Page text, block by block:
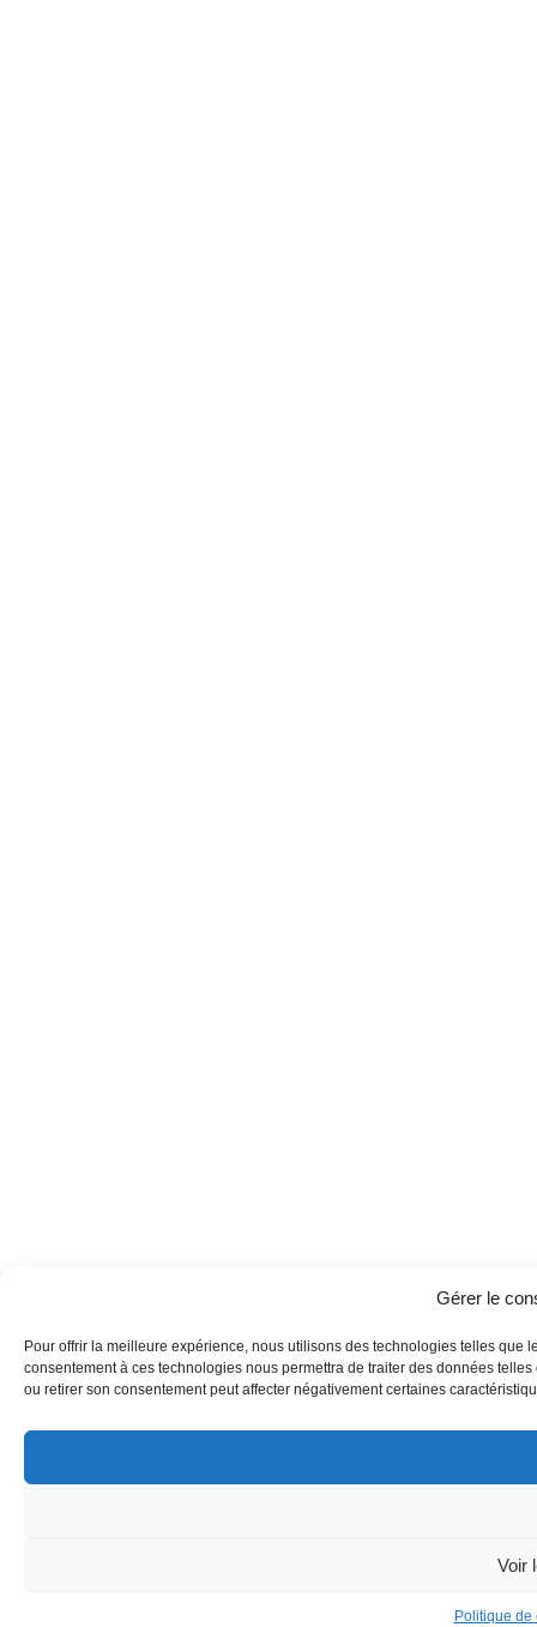
Gérer le
Pour offrir la meilleure expérience, nous utilisons des technologies telles
consentement à ces technologies nous permettra de traiter des données
ou retirer son consentement peut affecter négativement certaines
Voir
Politique de